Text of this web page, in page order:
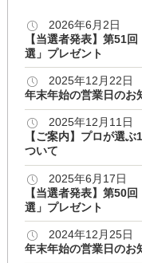
2026年6月2日
【当選者発表】第51
選」プレゼント
2025年12月22日
年末年始の営業日のお
2025年12月11日
【ご案内】プロが選
ついて
2025年6月17日
【当選者発表】第50
選」プレゼント
2024年12月25日
年末年始の営業日のお